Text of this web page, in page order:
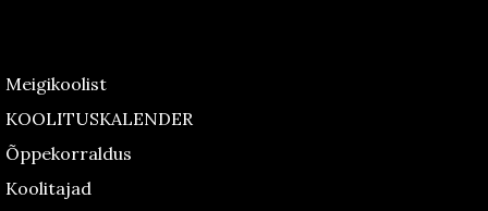
Meigikoolist
KOOLITUSKALENDER
Õppekorraldus
Koolitajad